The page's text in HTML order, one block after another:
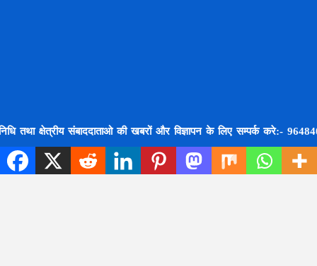
संबाददाताओ की खबरों और विज्ञापन के लिए सम्पर्क करे:-